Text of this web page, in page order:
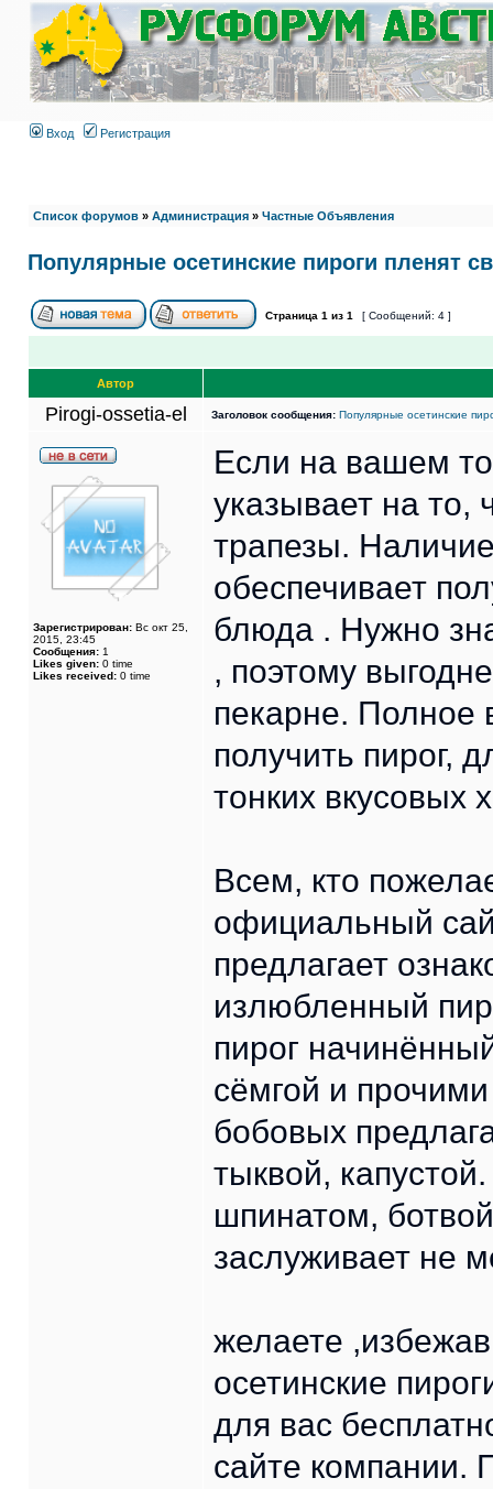
Вход Регистрация
Список форумов » Администрация » Частные Объявления
Популярные осетинские пироги пленят
Страница 1 из 1 [ Сообщений: 4 ]
Автор
Pirogi-ossetia-el Заголовок сообщения: Популярные осетинские
Зарегистрирован: Вс окт 25,
2015, 23:45
Сообщения: 1
Likes given: 0 time
Likes received: 0 time
Если на вашем
указывает на то,
трапезы.
обеспечивает
блюда . Нужно
, поэтому
пекарне. Полное
получить пирог,
тонких вкусовых
Всем, кто
официальный
предлагает
излюбленный
пирог
сёмгой и
бобовых
тыквой,
шпинатом,
заслуживает не
желаете
осетинские
для вас
сайте компании.